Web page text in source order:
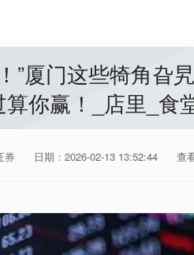
厦门这些犄角旮
你赢！_店里_食
券 日期：2026-02-13 13:52:44 查